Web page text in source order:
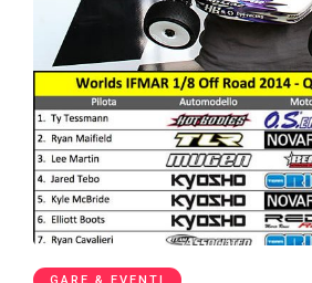
GARE & EVENTI